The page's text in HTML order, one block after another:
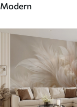
Modern